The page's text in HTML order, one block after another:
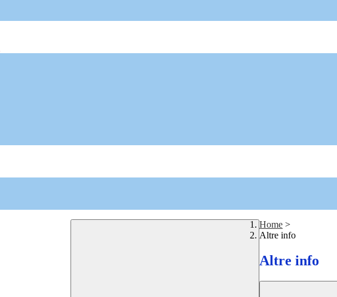
Home >
Altre info
Altre info